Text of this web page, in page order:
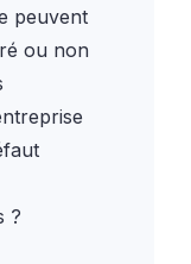
peuvent
ou non
?